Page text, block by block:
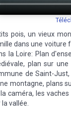
pois, un vieux
dans une voiture
la Loire: Plan
plan sur
de Saint-
montagne, plans
caméra, les
vallée.